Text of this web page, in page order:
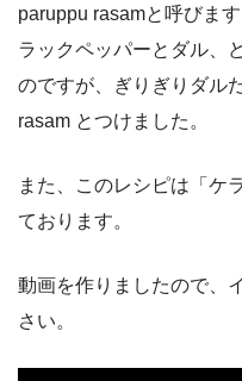
paruppu rasamと呼びま
ラックペッパーとダル、
のですが、ぎりぎりダル
rasam とつけました。
また、このレシピは「ケ
ております。
動画を作りましたので、
さい。